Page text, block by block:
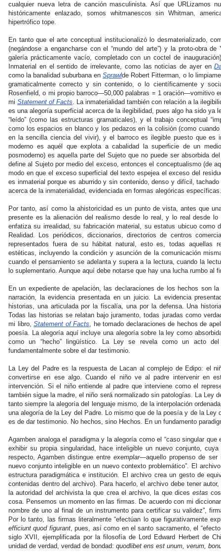
cualquier nueva letra de canción masculinista. Así que URLizamos
históricamente enlazado, somos whitmanescos sin Whitman,
hipertrófico tope.
En tanto que el arte conceptual institucionalizó lo desmaterializado,
(negándose a engancharse con el “mundo del arte”) y la proto-obra
galería prácticamente vacío, completado con un coctel de
Inmaterial en el sentido de irrelevante, como las noticias de ayer en
como la banalidad suburbana enSprawlde Robert Fitterman, o lo
gramaticalmente correcto y sin contenido, o lo científicamente y
Rosenfield, o mi propio barroco—50,000 palabras = 1 oración—vomitivo
mi Statement of Facts. La inmaterialidad también con relación a la
es una alegoría superficial acerca de la ilegibilidad, pues algo ha sido ya
“leído” (como las estructuras gramaticales), y el trabajo conceptual
como los espacios en blanco y los pedazos en la colisión (como
en la sencilla ciencia del vivir), y el barroco es ilegible puesto que es
moderno es aquél que explota a cabalidad la superficie de un
posmoderno) es aquella parte del Sujeto que no puede ser absorbida
define al Sujeto por medio del exceso, entonces el conceptualismo (de
modo en que el exceso superficial del texto espejea el exceso del
es inmaterial porque es aburrido y sin contenido, denso y difícil,
acerca de la inmaterialidad, evidenciada en formas alegóricas
Por tanto, así como la ahistoricidad es un punto de vista, antes que
presente es la alienación del realismo desde lo real, y lo real desde
enfatiza su irrealidad, su fabricación material, su estatus ubicuo como
Realidad. Los periódicos, diccionarios, directorios de centros
representados fuera de su hábitat natural, esto es, todas aquellas
estéticas, incluyendo la condición y asunción de la comunicación
cuando el pensamiento se adelanta y supera a la lectura, cuando la
lo suplementario. Aunque aquí debe notarse que hay una lucha rumbo al
En un expediente de apelación, las declaraciones de los hechos son
narración, la evidencia presentada en un juicio. La evidencia
historias, una articulada por la fiscalía, una por la defensa. Una
Todas las historias se relatan bajo juramento, todas juradas como
mi libro, Statement of Facts, he tomado declaraciones de hechos de
poesía. La alegoría aquí incluye una alegoría sobre la ley como
como un “hecho” lingüístico. La Ley se revela como un acto
fundamentalmente sobre el dar testimonio.
La Ley del Padre es la respuesta de Lacan al complejo de Edipo: el
convertirse en ese algo. Cuando el niño ve al padre intervenir en
intervención. Si el niño entiende al padre que interviene como el
también sigue la madre, el niño será normalizado sin patologías. La Ley
tanto siempre la alegoría del lenguaje mismo, de la interpolación
una alegoría de la Ley del Padre. Lo mismo que de la poesía y de la
es de dar testimonio. No hechos, sino Hechos. En un fundamento
Agamben analoga el paradigma y la alegoría como el “caso singular
exhibir su propia singularidad, hace inteligible un nuevo conjunto,
respecto, Agamben distingue entreexemplar—aquello propenso de
nuevo conjunto inteligible en un nuevo contexto problemático”. El
estructura paradigmática e institución. El archivo crea un gesto de
contenidas dentro del archivo). Para hacerlo, el archivo debe tener
la autoridad del archivista la que crea el archivo, la que dices estas
cosa. Pensemos un momento en las firmas. De acuerdo con mi
nombre de uno al final de un instrumento para certificar su validez”,
Por lo tanto, las firmas literalmente “efectúan lo que figurativamente
efficiunt quod figurant, pues, así como en el santo sacramento, el
siglo XVII, ejemplificada por la filosofía de Lord Edward Herbert de
unidad de verdad, verdad de bondad: quodlibet ens est unum, verum,